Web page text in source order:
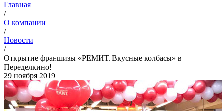
Главная
/
О компании
/
Новости
/
Открытие франшизы «РЕМИТ. Вкусные колбасы» в
Переделкино!
29 ноября 2019